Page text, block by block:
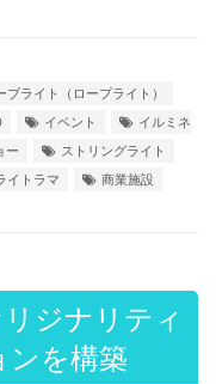
ブライト（ロープライト）
イベント
イルミネ
ー
ストリングライト
イトラマ
商業施設
ジナリティ
ンを構築